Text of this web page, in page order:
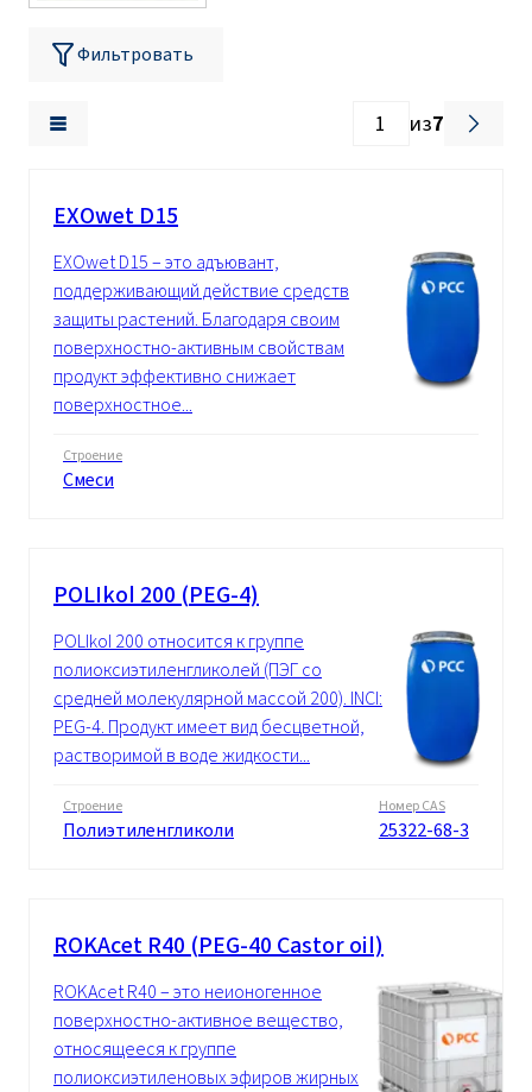
Фильтровать
из7
EXOwet D15
EXOwet D15 – это адъювант,
поддерживающий действие средств
защиты растений. Благодаря своим
поверхностно-активным свойствам
продукт эффективно снижает
поверхностное...
Строение
Смеси
POLIkol 200 (PEG-4)
POLIkol 200 относится к группе
полиоксиэтиленгликолей (ПЭГ со
средней молекулярной массой 200). INCI:
PEG-4. Продукт имеет вид бесцветной,
растворимой в воде жидкости...
Строение
Полиэтиленгликоли
Номер CAS
25322-68-3
ROKAcet R40 (PEG-40 Castor oil)
ROKAcet R40 – это неионогенное
поверхностно-активное вещество,
относящееся к группе
полиоксиэтиленовых эфиров жирных